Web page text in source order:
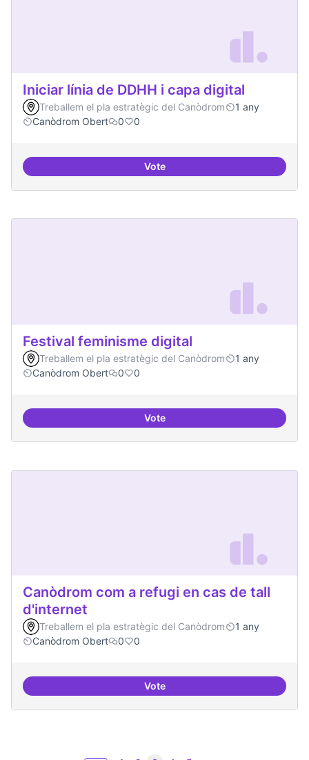
Iniciar línia de DDHH i capa digital
Treballem el pla estratègic del Canòdrom
1 any
Canòdrom Obert
0 0
VoteIniciar línia de DDHH i capa
Festival feminisme digital
Treballem el pla estratègic del Canòdrom
1 any
Canòdrom Obert
0 0
VoteFestival feminisme digital
Canòdrom com a refugi en cas de tall
d'internet
Treballem el pla estratègic del Canòdrom
1 any
Canòdrom Obert
0 0
VoteCanòdrom com a refugi en cas